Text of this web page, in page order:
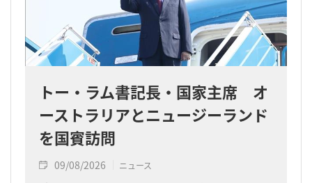
トー・ラム書記長・国家主席 オ
ーストラリアとニュージーランド
を国賓訪問
09/08/2026 ニュース